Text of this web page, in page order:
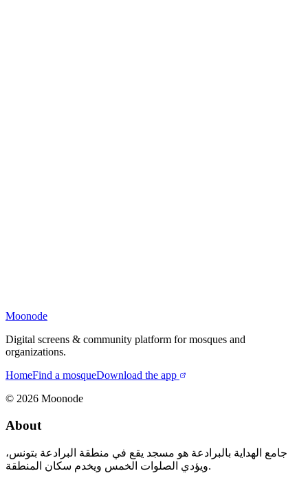
Moonode
Digital screens & community platform for mosques and
organizations.
HomeFind a mosqueDownload the app
© 2026 Moonode
About
جامع الهداية بالبرادعة هو مسجد يقع في منطقة البرادعة بتونس،
ويؤدي الصلوات الخمس ويخدم سكان المنطقة.